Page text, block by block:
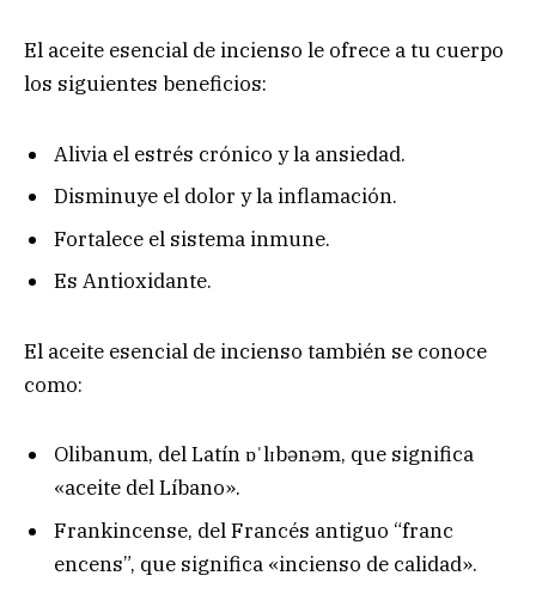
El aceite esencial de incienso le ofrece a tu cuerpo
los siguientes beneficios:
Alivia el estrés crónico y la ansiedad.
Disminuye el dolor y la inflamación.
Fortalece el sistema inmune.
Es Antioxidante.
El aceite esencial de incienso también se conoce
como:
Olibanum, del Latín ɒˈlɪbənəm, que significa
«aceite del Líbano».
Frankincense, del Francés antiguo “franc
encens”, que significa «incienso de calidad».